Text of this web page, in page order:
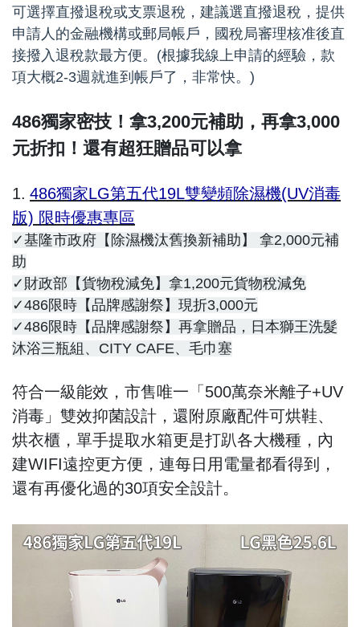
可選擇直撥退稅或支票退稅，建議選直撥退稅，提供
申請人的金融機構或郵局帳戶，國稅局審理核准後直
接撥入退稅款最方便。(根據我線上申請的經驗，款
項大概2-3週就進到帳戶了，非常快。)
486獨家密技！拿3,200元補助，再拿3,000
元折扣！還有超狂贈品可以拿
1. 486獨家LG第五代19L雙變頻除濕機(UV消毒
版) 限時優惠專區
✓基隆市政府【除濕機汰舊換新補助】 拿2,000元補
助
✓財政部【貨物稅減免】拿1,200元貨物稅減免
✓486限時【品牌感謝祭】現折3,000元
✓486限時【品牌感謝祭】再拿贈品，日本獅王洗髮
沐浴三瓶組、CITY CAFE、毛巾塞
符合一級能效，市售唯一「500萬奈米離子+UV
消毒」雙效抑菌設計，還附原廠配件可烘鞋、
烘衣櫃，單手提取水箱更是打趴各大機種，內
建WIFI遠控更方便，連每日用電量都看得到，
還有再優化過的30項安全設計。